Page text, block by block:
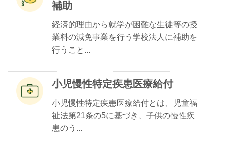
補助
経済的理由から就学が困難な生徒等の授
業料の減免事業を行う学校法人に補助を
行うこと...
小児慢性特定疾患医療給付
小児慢性特定疾患医療給付とは、児童福
祉法第21条の5に基づき、子供の慢性疾
患のう...